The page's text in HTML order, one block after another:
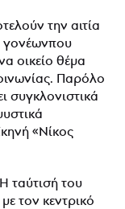
την αιτία
γονέωνπου
οικείο θέμα
Παρόλο
συγκλονιστικά
«Νίκος
ταύτισή του
τον κεντρικό